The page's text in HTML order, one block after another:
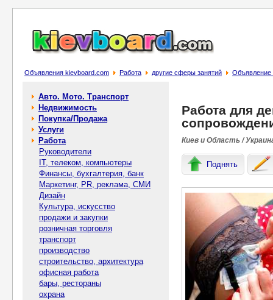
Объявления kievboard.com Работа другие сферы занятий Объявление
Авто. Мото. Транспорт
Недвижимость
Покупка/Продажа
Услуги
Работа
Руководители
IT, телеком, компьютеры
Финансы, бухгалтерия, банк
Маркетинг, PR, реклама, СМИ
Дизайн
Культура, искусство
продажи и закупки
розничная торговля
транспорт
производство
строительство, архитектура
офисная работа
бары, рестораны
охрана
Работа для
Киев и Область /
Поднять